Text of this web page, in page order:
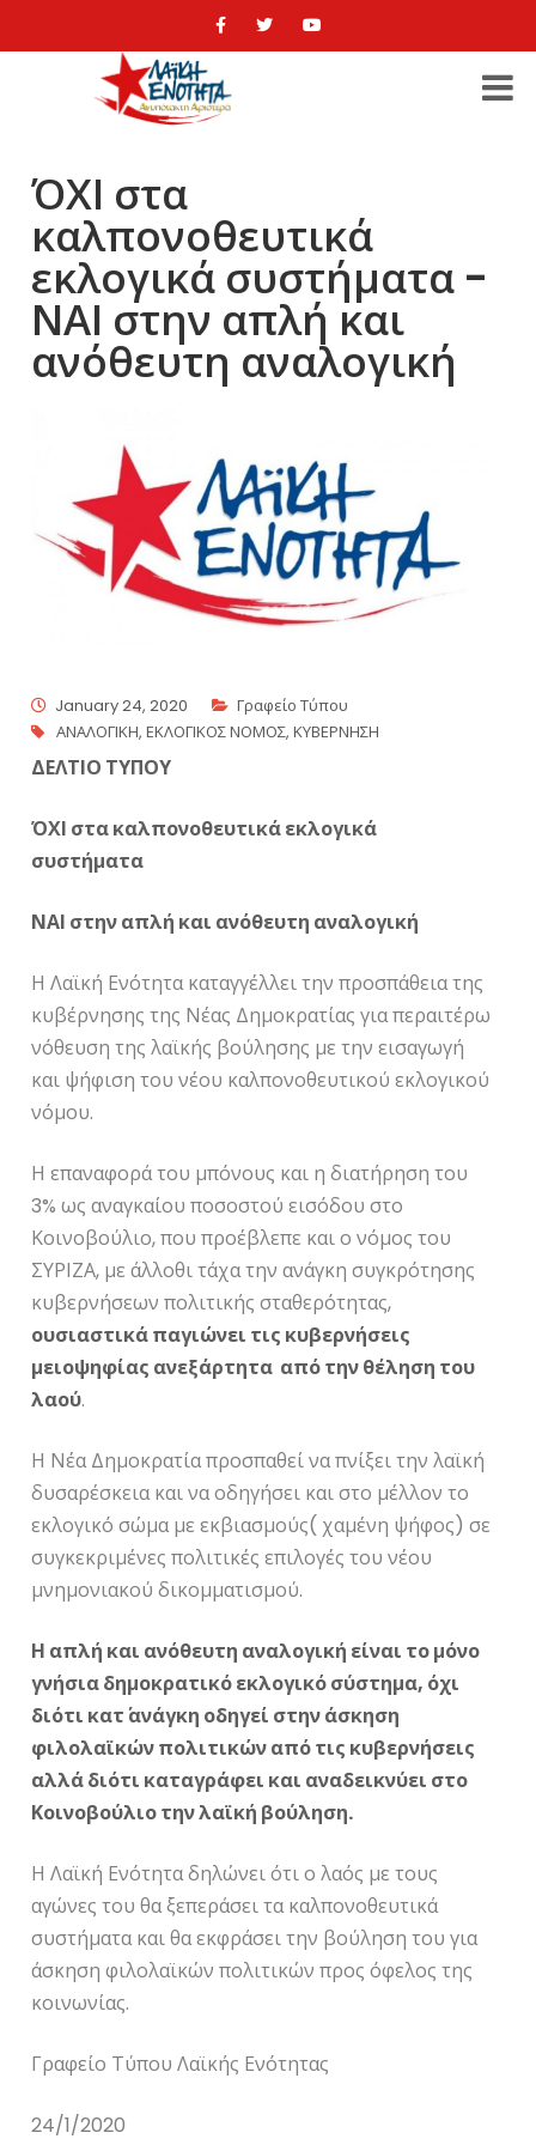
ΌΧΙ στα
καλπονοθευτικά
εκλογικά συστήματα -
ΝΑΙ στην απλή και
ανόθευτη αναλογική
January 24, 2020
Γραφείο Τύπου
ΑΝΑΛΟΓΙΚΗ,ΕΚΛΟΓΙΚΟΣ ΝΟΜΟΣ,ΚΥΒΕΡΝΗΣΗ
ΔΕΛΤΙΟ ΤΥΠΟΥ
ΌΧΙ στα καλπονοθευτικά εκλογικά
συστήματα
ΝΑΙ στην απλή και ανόθευτη αναλογική
Η Λαϊκή Ενότητα καταγγέλλει την προσπάθεια της
κυβέρνησης της Νέας Δημοκρατίας για περαιτέρω
νόθευση της λαϊκής βούλησης με την εισαγωγή
και ψήφιση του νέου καλπονοθευτικού εκλογικού
νόμου.
Η επαναφορά του μπόνους και η διατήρηση του
3% ως αναγκαίου ποσοστού εισόδου στο
Κοινοβούλιο, που προέβλεπε και ο νόμος του
ΣΥΡΙΖΑ, με άλλοθι τάχα την ανάγκη συγκρότησης
κυβερνήσεων πολιτικής σταθερότητας,
ουσιαστικά παγιώνει τις κυβερνήσεις
μειοψηφίας ανεξάρτητα από την θέληση του
λαού.
Η Νέα Δημοκρατία προσπαθεί να πνίξει την λαϊκή
δυσαρέσκεια και να οδηγήσει και στο μέλλον το
εκλογικό σώμα με εκβιασμούς( χαμένη ψήφος) σε
συγκεκριμένες πολιτικές επιλογές του νέου
μνημονιακού δικομματισμού.
Η απλή και ανόθευτη αναλογική είναι το μόνο
γνήσια δημοκρατικό εκλογικό σύστημα, όχι
διότι κατ΄ ανάγκη οδηγεί στην άσκηση
φιλολαϊκών πολιτικών από τις κυβερνήσεις
αλλά διότι καταγράφει και αναδεικνύει στο
Κοινοβούλιο την λαϊκή βούληση.
Η Λαϊκή Ενότητα δηλώνει ότι ο λαός με τους
αγώνες του θα ξεπεράσει τα καλπονοθευτικά
συστήματα και θα εκφράσει την βούληση του για
άσκηση φιλολαϊκών πολιτικών προς όφελος της
κοινωνίας.
Γραφείο Τύπου Λαϊκής Ενότητας
24/1/2020